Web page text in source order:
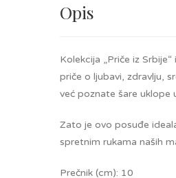
Opis
Kolekcija „Priče iz
priče o ljubavi, zdravlju,
već poznate šare uklope
Zato je ovo posuđe
spretnim rukama naših
Prečnik (cm): 10